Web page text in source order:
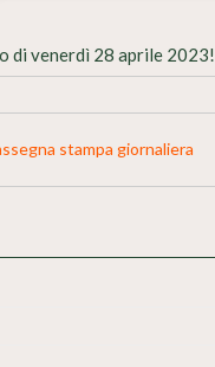
di venerdì 28 aprile 2023!
stampa giornaliera